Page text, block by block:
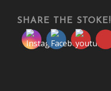
SHARE THE STOKE!